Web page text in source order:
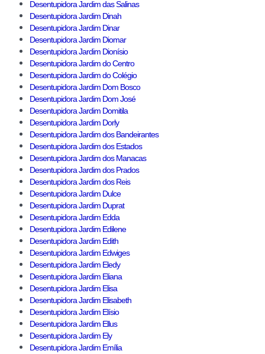
Desentupidora Jardim das Salinas
Desentupidora Jardim Dinah
Desentupidora Jardim Dinar
Desentupidora Jardim Diomar
Desentupidora Jardim Dionísio
Desentupidora Jardim do Centro
Desentupidora Jardim do Colégio
Desentupidora Jardim Dom Bosco
Desentupidora Jardim Dom José
Desentupidora Jardim Domitila
Desentupidora Jardim Dorly
Desentupidora Jardim dos Bandeirantes
Desentupidora Jardim dos Estados
Desentupidora Jardim dos Manacas
Desentupidora Jardim dos Prados
Desentupidora Jardim dos Reis
Desentupidora Jardim Dulce
Desentupidora Jardim Duprat
Desentupidora Jardim Edda
Desentupidora Jardim Edilene
Desentupidora Jardim Edith
Desentupidora Jardim Edwiges
Desentupidora Jardim Eledy
Desentupidora Jardim Eliana
Desentupidora Jardim Elisa
Desentupidora Jardim Elisabeth
Desentupidora Jardim Elísio
Desentupidora Jardim Ellus
Desentupidora Jardim Ely
Desentupidora Jardim Emília